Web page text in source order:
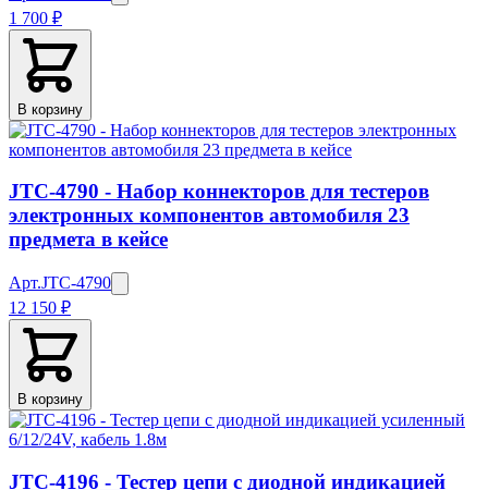
1 700 ₽
В корзину
JTC-4790 - Набор коннекторов для тестеров
электронных компонентов автомобиля 23
предмета в кейсе
Арт.JTC-4790
12 150 ₽
В корзину
JTC-4196 - Тестер цепи с диодной индикацией